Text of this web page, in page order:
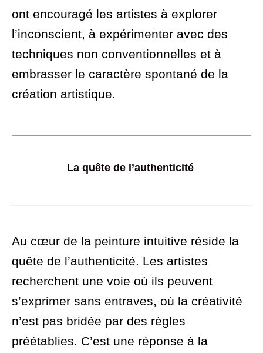
ont encouragé les artistes à explorer
l’inconscient, à expérimenter avec des
techniques non conventionnelles et à
embrasser le caractère spontané de la
création artistique.
La quête de l’authenticité
Au cœur de la peinture intuitive réside la
quête de l’authenticité. Les artistes
recherchent une voie où ils peuvent
s’exprimer sans entraves, où la créativité
n’est pas bridée par des règles
préétablies. C’est une réponse à la